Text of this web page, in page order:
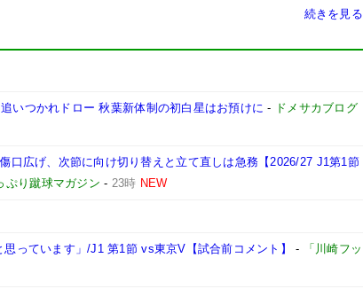
続きを見る
いつかれドロー 秋葉新体制の初白星はお預けに - ドメサカブログ
口広げ、次節に向け切り替えと立て直しは急務【2026/27 J1第1節
ぷり蹴球マガジン - 23時 NEW
っています」/J1 第1節 vs東京V【試合前コメント】 -
「川崎フッ